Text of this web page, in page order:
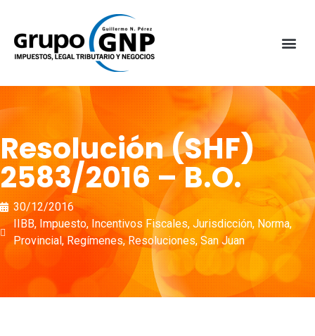
Resolución (SHF)
2583/2016 – B.O.
30/12/2016
IIBB, Impuesto, Incentivos Fiscales, Jurisdicción, Norma,
Provincial,Regímenes,Resoluciones,San Juan